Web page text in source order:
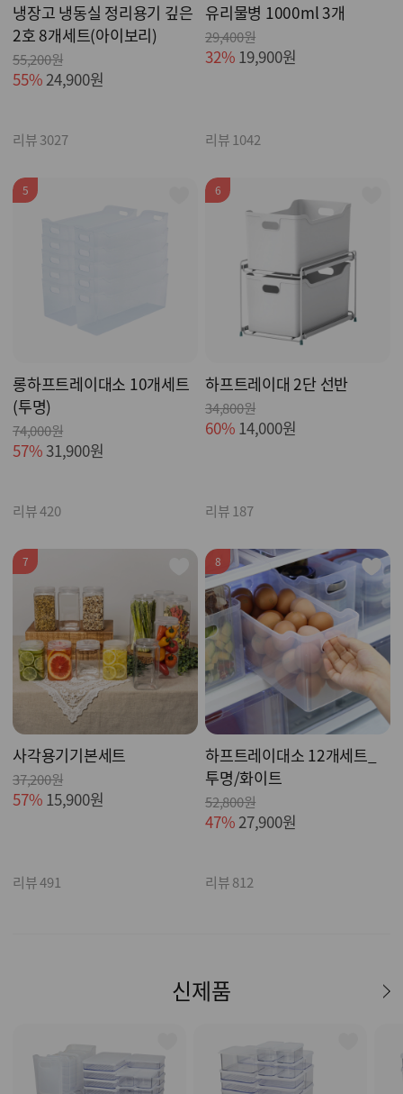
냉장고 냉동실 정리용기 깊은
2호 8개세트(아이보리)
55,200원
55%24,900원
리뷰 3027
유리물병 1000ml 3개
29,400원
32% 19,900원
리뷰 1042
5
롱하프트레이대소 10개세트
(투명)
74,000원
57% 31,900원
리뷰 420
6
하프트레이대 2단 선반
34,800원
60% 14,000원
리뷰 187
7
사각용기기본세트
37,200원
57% 15,900원
리뷰 491
8
하프트레이대소 12개세트_
투명/화이트
52,800원
47%27,900원
리뷰 812
신제품